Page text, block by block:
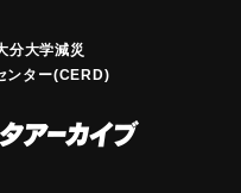
分大学減災
ンター(CERD)